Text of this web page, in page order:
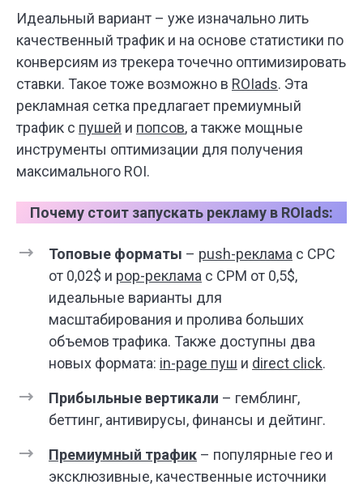
Идеальный вариант – уже изначально лить
качественный трафик и на основе статистики по
конверсиям из трекера точечно оптимизировать
ставки. Такое тоже возможно в ROIads. Эта
рекламная сетка предлагает премиумный
трафик с пушей и попсов, а также мощные
инструменты оптимизации для получения
максимального ROI.
Почему стоит запускать рекламу в ROIads:
Топовые форматы – push-реклама с CPC
от 0,02$ и pop-реклама с CPM от 0,5$,
идеальные варианты для
масштабирования и пролива больших
объемов трафика. Также доступны два
новых формата: in-page пуш и direct click.
Прибыльные вертикали – гемблинг,
беттинг, антивирусы, финансы и дейтинг.
Премиумный трафик – популярные гео и
эксклюзивные, качественные источники